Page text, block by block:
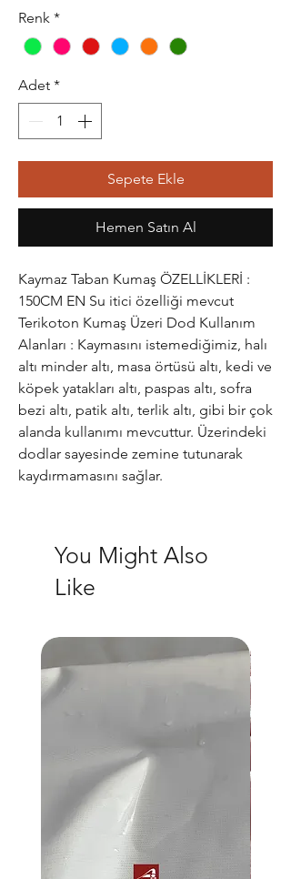
Renk *
Adet *
Sepete Ekle
Hemen Satın Al
Kaymaz Taban Kumaş ÖZELLİKLERİ :
150CM EN Su itici özelliği mevcut
Terikoton Kumaş Üzeri Dod Kullanım
Alanları : Kaymasını istemediğimiz, halı
altı minder altı, masa örtüsü altı, kedi ve
köpek yatakları altı, paspas altı, sofra
bezi altı, patik altı, terlik altı, gibi bir çok
alanda kullanımı mevcuttur. Üzerindeki
dodlar sayesinde zemine tutunarak
kaydırmamasını sağlar.
You Might Also
Like